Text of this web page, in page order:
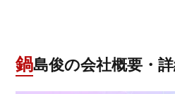
鍋島俊の会社概要・